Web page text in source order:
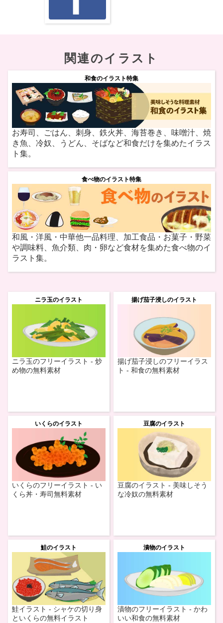
関連のイラスト
和食のイラスト特集
お寿司、ごはん、刺身、鉄火丼、海苔巻き、味噌汁、焼
き魚、冷奴、うどん、そばなど和食だけを集めたイラス
ト集。
食べ物のイラスト特集
和風・洋風・中華他一品料理、加工食品・お菓子・野菜
や調味料、魚介類、肉・卵など食材を集めた食べ物のイ
ラスト集。
ニラ玉のイラスト
ニラ玉のフリーイラスト - 炒
め物の無料素材
揚げ茄子浸しのイラスト
揚げ茄子浸しのフリーイラス
ト - 和食の無料素材
いくらのイラスト
いくらのフリーイラスト - い
くら丼・寿司無料素材
豆腐のイラスト
豆腐のイラスト - 美味しそう
な冷奴の無料素材
鮭のイラスト
鮭イラスト - シャケの切り身
といくらの無料イラスト
漬物のイラスト
漬物のフリーイラスト - かわ
いい和食の無料素材